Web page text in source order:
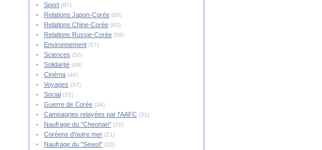
Sport (87)
Relations Japon-Corée (80)
Relations Chine-Corée (60)
Relations Russie-Corée (58)
Environnement (57)
Sciences (50)
Solidarité (49)
Cinéma (46)
Voyages (37)
Social (35)
Guerre de Corée (34)
Campagnes relayées par l'AAFC (31)
Naufrage du "Cheonan" (26)
Coréens d'outre mer (21)
Naufrage du "Sewol" (20)